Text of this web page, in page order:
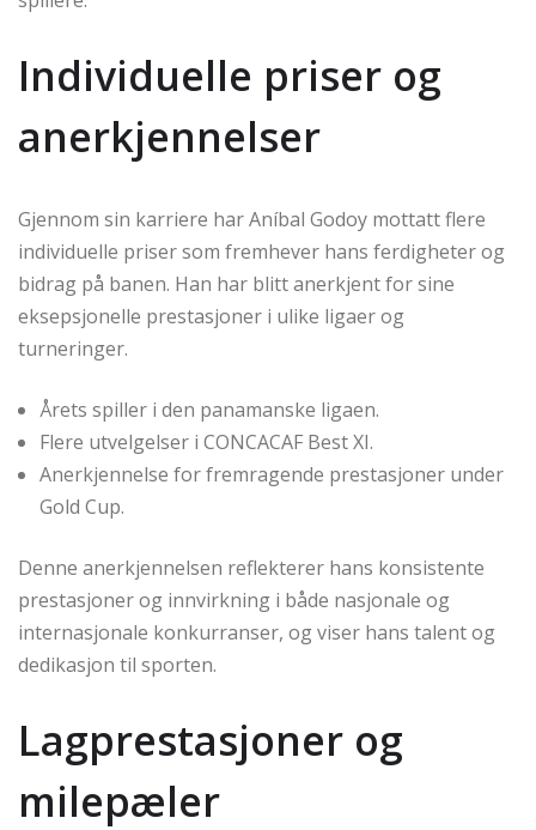
Individuelle priser og
anerkjennelser
Gjennom sin karriere har Aníbal Godoy mottatt flere
individuelle priser som fremhever hans ferdigheter og
bidrag på banen. Han har blitt anerkjent for sine
eksepsjonelle prestasjoner i ulike ligaer og
turneringer.
Årets spiller i den panamanske ligaen.
Flere utvelgelser i CONCACAF Best XI.
Anerkjennelse for fremragende prestasjoner under
Gold Cup.
Denne anerkjennelsen reflekterer hans konsistente
prestasjoner og innvirkning i både nasjonale og
internasjonale konkurranser, og viser hans talent og
dedikasjon til sporten.
Lagprestasjoner og
milepæler